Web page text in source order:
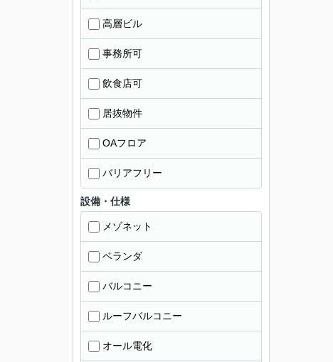
高層ビル
事務所可
飲食店可
居抜物件
OAフロア
バリアフリー
設備・仕様
メゾネット
ベランダ
バルコニー
ルーフバルコニー
オール電化